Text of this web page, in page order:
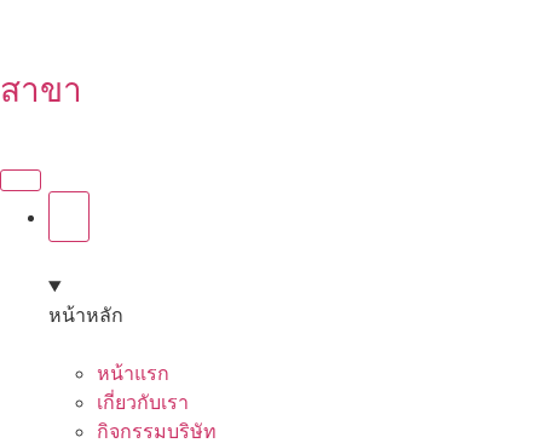
สาขา
หน้าหลัก
หน้าแรก
เกี่ยวกับเรา
กิจกรรมบริษัท